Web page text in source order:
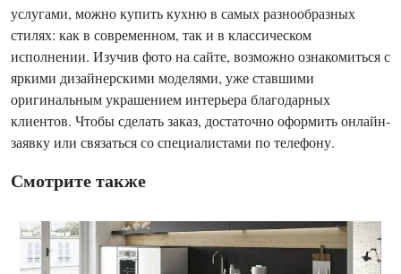
услугами, можно купить кухню в самых разнообразных
стилях: как в современном, так и в классическом
исполнении. Изучив фото на сайте, возможно ознакомиться с
яркими дизайнерскими моделями, уже ставшими
оригинальным украшением интерьера благодарных
клиентов. Чтобы сделать заказ, достаточно оформить онлайн-
заявку или связаться со специалистами по телефону.
Смотрите также